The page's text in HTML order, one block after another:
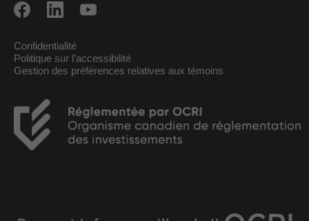
Confidentialité
Politique sur l’accessibilité
Gestion des préférences relatives aux témoins